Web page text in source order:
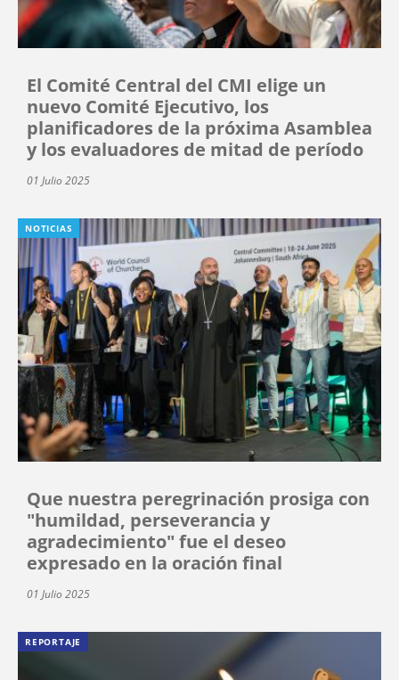
El Comité Central del CMI elige un
nuevo Comité Ejecutivo, los
planificadores de la próxima Asamblea
y los evaluadores de mitad de período
01 Julio 2025
NOTICIAS
Que nuestra peregrinación prosiga con
"humildad, perseverancia y
agradecimiento" fue el deseo
expresado en la oración final
01 Julio 2025
REPORTAJE